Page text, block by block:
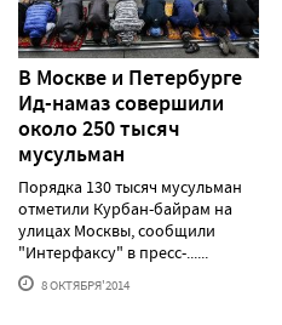
В Москве и Петербурге
Ид-намаз совершили
около 250 тысяч
мусульман
Порядка 130 тысяч мусульман
отметили Курбан-байрам на
улицах Москвы, сообщили
"Интерфаксу" в пресс-......
8 ОКТЯБРЯ'2014